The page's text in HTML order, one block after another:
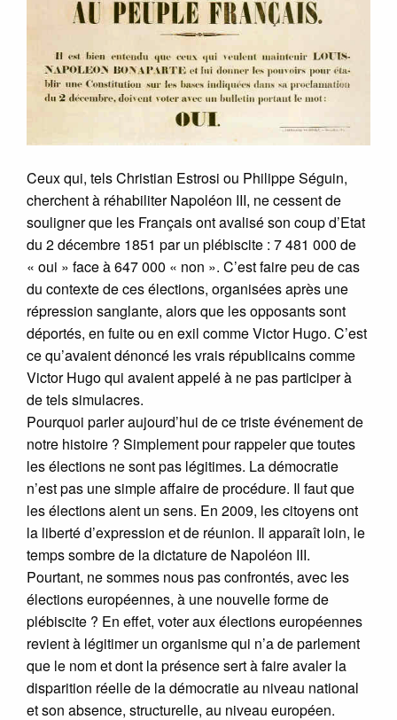
Ceux qui, tels Christian Estrosi ou Philippe Séguin,
cherchent à réhabiliter Napoléon III, ne cessent de
souligner que les Français ont avalisé son coup d’Etat
du 2 décembre 1851 par un plébiscite : 7 481 000 de
« oui » face à 647 000 « non ». C’est faire peu de cas
du contexte de ces élections, organisées après une
répression sanglante, alors que les opposants sont
déportés, en fuite ou en exil comme Victor Hugo. C’est
ce qu’avaient dénoncé les vrais républicains comme
Victor Hugo qui avaient appelé à ne pas participer à
de tels simulacres.
Pourquoi parler aujourd’hui de ce triste événement de
notre histoire ? Simplement pour rappeler que toutes
les élections ne sont pas légitimes. La démocratie
n’est pas une simple affaire de procédure. Il faut que
les élections aient un sens. En 2009, les citoyens ont
la liberté d’expression et de réunion. Il apparaît loin, le
temps sombre de la dictature de Napoléon III.
Pourtant, ne sommes nous pas confrontés, avec les
élections européennes, à une nouvelle forme de
plébiscite ? En effet, voter aux élections européennes
revient à légitimer un organisme qui n’a de parlement
que le nom et dont la présence sert à faire avaler la
disparition réelle de la démocratie au niveau national
et son absence, structurelle, au niveau européen.